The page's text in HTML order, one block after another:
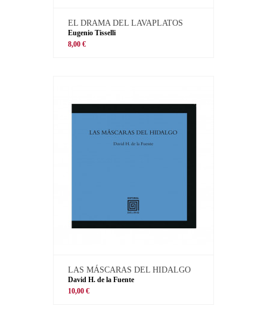
EL DRAMA DEL LAVAPLATOS
Eugenio Tisselli
8,00 €
LAS MÁSCARAS DEL HIDALGO
David H. de la Fuente
10,00 €